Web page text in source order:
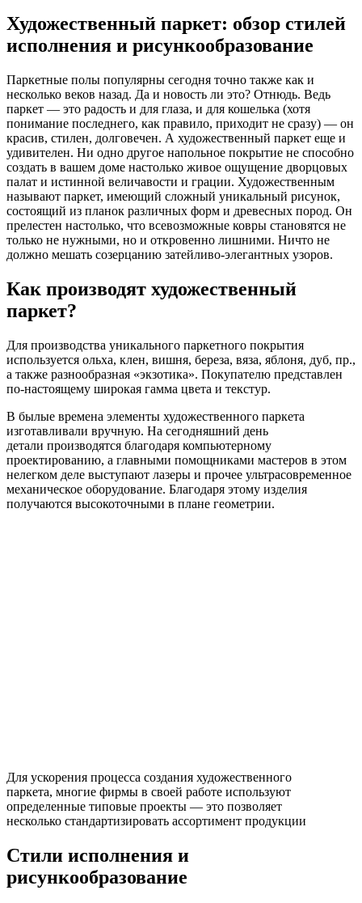
Художественный паркет: обзор стилей
исполнения и рисункообразование
Паркетные полы популярны сегодня точно также как и
несколько веков назад. Да и новость ли это? Отнюдь. Ведь
паркет — это радость и для глаза, и для кошелька (хотя
понимание последнего, как правило, приходит не сразу) — он
красив, стилен, долговечен. А художественный паркет еще и
удивителен. Ни одно другое напольное покрытие не способно
создать в вашем доме настолько живое ощущение дворцовых
палат и истинной величавости и грации. Художественным
называют паркет, имеющий сложный уникальный рисунок,
состоящий из планок различных форм и древесных пород. Он
прелестен настолько, что всевозможные ковры становятся не
только не нужными, но и откровенно лишними. Ничто не
должно мешать созерцанию затейливо-элегантных узоров.
Как производят художественный
паркет?
Для производства уникального паркетного покрытия
используется ольха, клен, вишня, береза, вяза, яблоня, дуб, пр.,
а также разнообразная «экзотика». Покупателю представлен
по-настоящему широкая гамма цвета и текстур.
В былые времена элементы художественного паркета
изготавливали вручную. На сегодняшний день
детали производятся благодаря компьютерному
проектированию, а главными помощниками мастеров в этом
нелегком деле выступают лазеры и прочее ультрасовременное
механическое оборудование. Благодаря этому изделия
получаются высокоточными в плане геометрии.
Для ускорения процесса создания художественного
паркета, многие фирмы в своей работе используют
определенные типовые проекты — это позволяет
несколько стандартизировать ассортимент продукции
Стили исполнения и
рисункообразование